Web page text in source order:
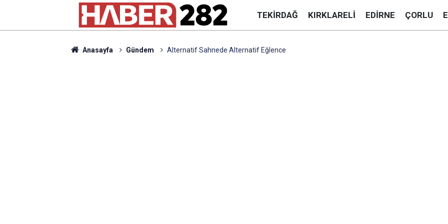
TEKIRDAĞ KIRKLARELI EDIRNE ÇORLU
Anasayfa Gündem Alternatif Sahnede Alternatif Eğlence